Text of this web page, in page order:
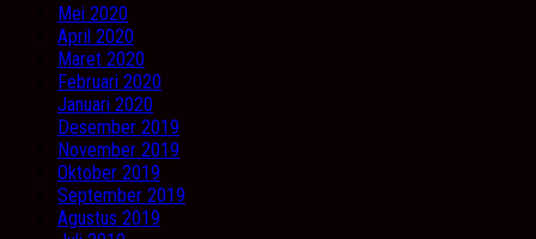
Mei 2020
April 2020
Maret 2020
Februari 2020
Januari 2020
Desember 2019
November 2019
Oktober 2019
September 2019
Agustus 2019